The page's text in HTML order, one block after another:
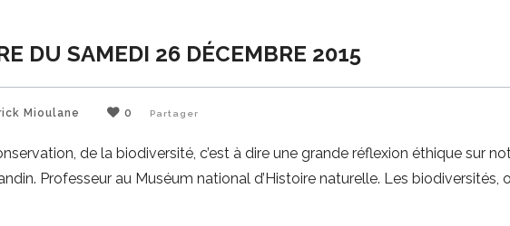
DU SAMEDI 26 DÉCEMBRE 2015
Mioulane 0 Partager
de la biodiversité, c’est à dire une grande réflexion éthique sur
Professeur au Muséum national d’Histoire naturelle. Les biodiversités,